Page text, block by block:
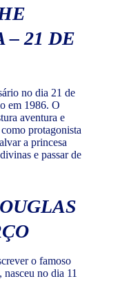
– 21 DE
no dia 21 de
em 1986. O
aventura e
protagonista
a princesa
e passar de
o famoso
, nasceu no dia 11